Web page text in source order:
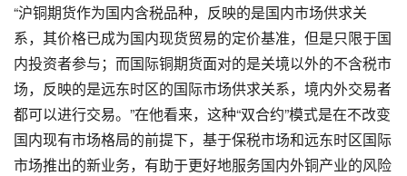
“沪铜期货作为国内含税品种，反映的是国内市场供求关
系，其价格已成为国内现货贸易的定价基准，但是只限于国
内投资者参与；而国际铜期货面对的是关境以外的不含税市
场，反映的是远东时区的国际市场供求关系，境内外交易者
都可以进行交易。”在他看来，这种“双合约”模式是在不改变
国内现有市场格局的前提下，基于保税市场和远东时区国际
市场推出的新业务，有助于更好地服务国内外铜产业的风险